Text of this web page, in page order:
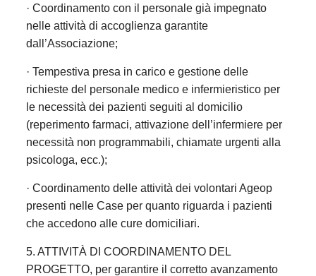
· Coordinamento con il personale già impegnato
nelle attività di accoglienza garantite
dall’Associazione;
· Tempestiva presa in carico e gestione delle
richieste del personale medico e infermieristico per
le necessità dei pazienti seguiti al domicilio
(reperimento farmaci, attivazione dell’infermiere per
necessità non programmabili, chiamate urgenti alla
psicologa, ecc.);
· Coordinamento delle attività dei volontari Ageop
presenti nelle Case per quanto riguarda i pazienti
che accedono alle cure domiciliari.
5. ATTIVITÀ DI COORDINAMENTO DEL
PROGETTO, per garantire il corretto avanzamento